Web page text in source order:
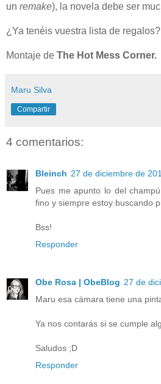
un remake), la novela debe ser
¿Ya tenéis vuestra lista de regalos?
Montaje de The Hot Mess Corner.
Maru Silva
Compartir
4 comentarios:
Bleinch 27 de diciembre de
Pues me apunto lo del
fino y siempre estoy buscando
Bss!
Responder
Obe Rosa | ObeBlog 27 de
Maru esa cámara tiene una
Ya nos contarás si se cumple
Saludos ;D
Responder